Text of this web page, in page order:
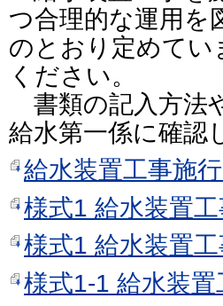
つ合理的な運用を
のとおり定めて
ください。
書類の記入方法
給水第一係に確認
給水装置工事施
様式1 給水装置
様式1 給水装置
様式1-1 給水装